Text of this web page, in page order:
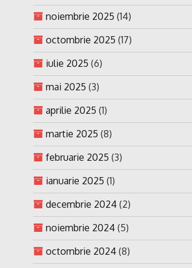
noiembrie 2025 (14)
octombrie 2025 (17)
iulie 2025 (6)
mai 2025 (3)
aprilie 2025 (1)
martie 2025 (8)
februarie 2025 (3)
ianuarie 2025 (1)
decembrie 2024 (2)
noiembrie 2024 (5)
octombrie 2024 (8)